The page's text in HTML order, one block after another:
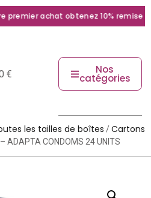
achat obtenez 10% remise
€ Nos
catégories
les tailles de boîtes /Cartons
ADAPTA CONDOMS 24 UNITS